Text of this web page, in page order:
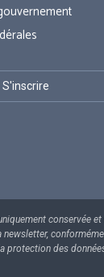
conservée
protection des